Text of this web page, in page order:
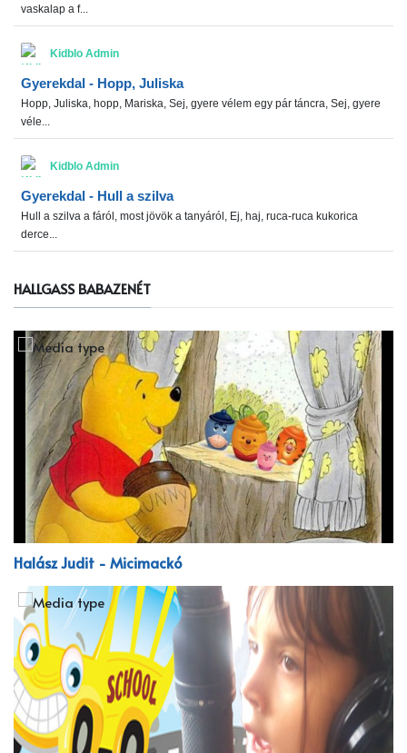
vaskalap a f...
Kidblo Admin
Gyerekdal - Hopp, Juliska
Hopp, Juliska, hopp, Mariska, Sej, gyere vélem egy pár táncra, Sej, gyere
véle...
Kidblo Admin
Gyerekdal - Hull a szilva
Hull a szilva a fáról, most jövök a tanyáról, Ej, haj, ruca-ruca kukorica
derce...
HALLGASS BABAZENÉT
Halász Judit - Micimackó